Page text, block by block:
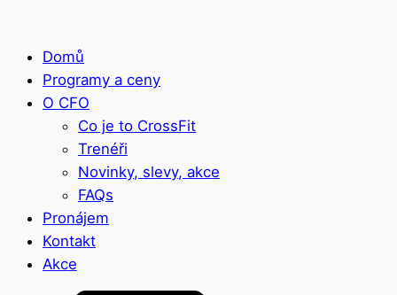
Domů
Programy a ceny
O CFO
Co je to CrossFit
Trenéři
Novinky, slevy, akce
FAQs
Pronájem
Kontakt
Akce